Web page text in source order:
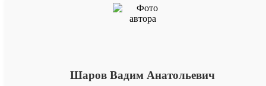
Шаров Вадим Анатольевич